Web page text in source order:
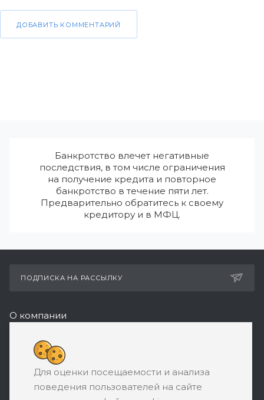
ДОБАВИТЬ КОММЕНТАРИЙ
Банкротство влечет негативные
последствия, в том числе ограничения
на получение кредита и повторное
банкротство в течение пяти лет.
Предварительно обратитесь к своему
кредитору и в МФЦ.
ПОДПИСКА НА РАССЫЛКУ
О компании
Реквизиты
+7 (495) 532-05-11
ЗАКАЗАТЬ ЗВОНОК
Для оценки посещаемости и анализа
поведения пользователей на сайте